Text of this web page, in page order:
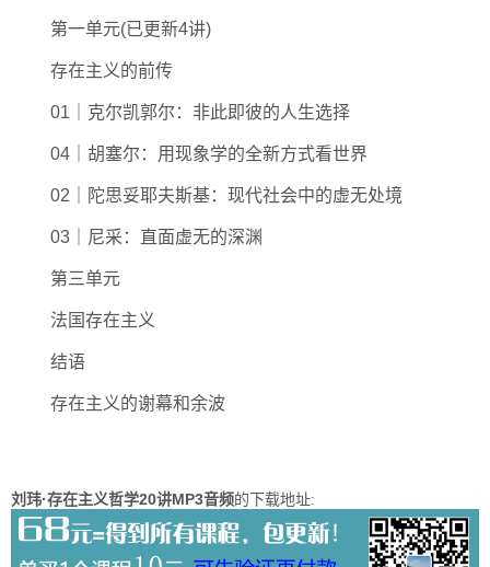
第一单元(已更新4讲)
存在主义的前传
01｜克尔凯郭尔：非此即彼的人生选择
04｜胡塞尔：用现象学的全新方式看世界
02｜陀思妥耶夫斯基：现代社会中的虚无处境
03｜尼采：直面虚无的深渊
第三单元
法国存在主义
结语
存在主义的谢幕和余波
刘玮·存在主义哲学20讲MP3音频的下载地址: